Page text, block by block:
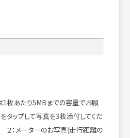
枚あたり5MBまでの容量でお願
タップして写真を3枚添付してくだ
：メーターのお写真(走行距離の